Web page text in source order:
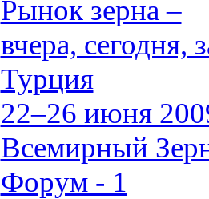
Рынок зерна –
вчера, сегодня,
Турция
22–26 июня
Всемирный
Форум - 1